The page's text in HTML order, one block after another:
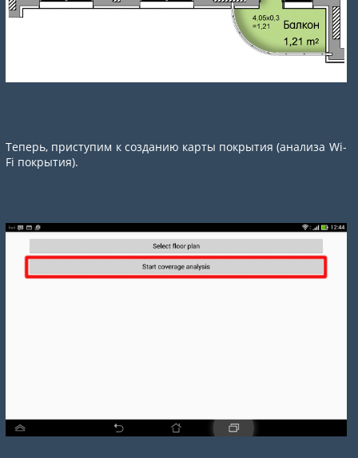
Теперь, приступим к созданию карты покрытия (анализа Wi-
Fi покрытия).